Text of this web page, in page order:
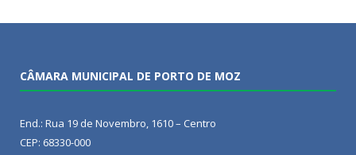
CÂMARA MUNICIPAL DE PORTO DE MOZ
End.: Rua 19 de Novembro, 1610 – Centro
CEP: 68330-000